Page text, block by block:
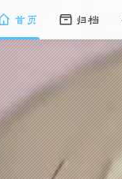
首页 归档